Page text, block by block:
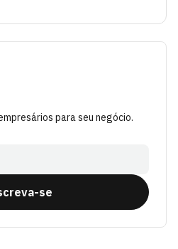
para seu negócio.
se